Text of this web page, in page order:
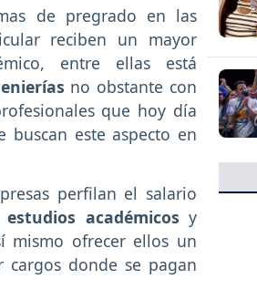
de pregrado en las
reciben un mayor
entre ellas está
no obstante con
que hoy día
este aspecto en
perfilan el salario
estudios académicosy
mismo ofrecer ellos un
donde se pagan